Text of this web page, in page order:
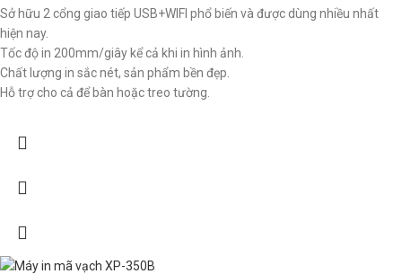
Sở hữu 2 cổng giao tiếp USB+WIFI phổ biến và được dùng nhiều nhất
hiện nay.
Tốc độ in 200mm/giây kể cả khi in hình ảnh.
Chất lượng in sắc nét, sản phẩm bền đẹp.
Hỗ trợ cho cả để bàn hoặc treo tường.